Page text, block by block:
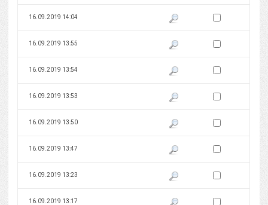
16.09.2019 14:04 Pokaż podgląd wersji z dnia
Zaznacz wersję do
16.09.2019 13:55 Pokaż podgląd wersji z dnia
Zaznacz wersję do
16.09.2019 13:54 Pokaż podgląd wersji z dnia
Zaznacz wersję do
16.09.2019 13:53 Pokaż podgląd wersji z dnia
Zaznacz wersję do
16.09.2019 13:50 Pokaż podgląd wersji z dnia
Zaznacz wersję do
16.09.2019 13:47 Pokaż podgląd wersji z dnia
Zaznacz wersję do
16.09.2019 13:23 Pokaż podgląd wersji z dnia
Zaznacz wersję do
16.09.2019 13:17 Pokaż podgląd wersji z dnia
Zaznacz wersję do